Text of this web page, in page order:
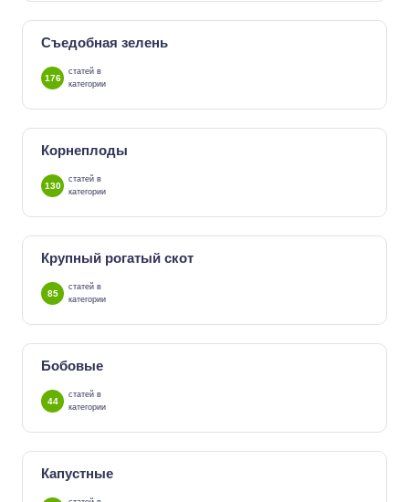
Съедобная зелень
176
статей в
категории
Корнеплоды
130
статей в
категории
Крупный рогатый скот
85
статей в
категории
Бобовые
44
статей в
категории
Капустные